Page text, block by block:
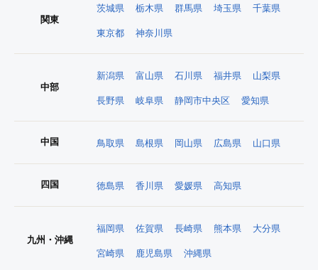
関東
茨城県 栃木県 群馬県 埼玉県 千葉県
東京都 神奈川県
中部
新潟県 富山県 石川県 福井県 山梨県
長野県 岐阜県 静岡市中央区 愛知県
中国 鳥取県 島根県 岡山県 広島県 山口県
四国 徳島県 香川県 愛媛県 高知県
九州・沖縄
福岡県 佐賀県 長崎県 熊本県 大分県
宮崎県 鹿児島県 沖縄県